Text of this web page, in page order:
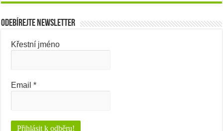
Odebírejte newsletter
Křestní jméno
Email*